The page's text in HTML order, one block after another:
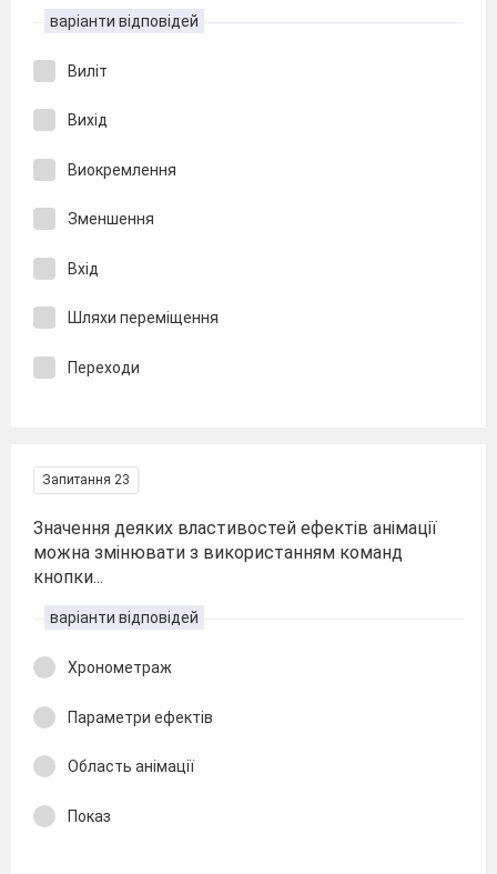
варіанти відповідей
Виліт
Вихід
Виокремлення
Зменшення
Вхід
Шляхи переміщення
Переходи
Запитання 23
Значення деяких властивостей ефектів анімації
можна змінювати з використанням команд
кнопки...
варіанти відповідей
Хронометраж
Параметри ефектів
Область анімації
Показ